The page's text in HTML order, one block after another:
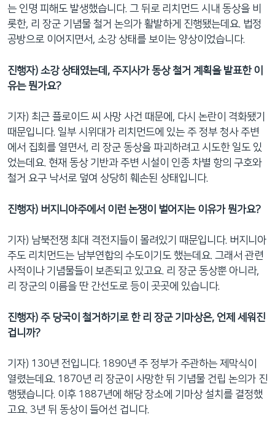
는 인명 피해도 발생했습니다. 그 뒤로 리치먼드 시내 동상을 비
롯한, 리 장군 기념물 철거 논의가 활발하게 진행됐는데요. 법정
공방으로 이어지면서, 소강 상태를 보이는 양상이었습니다.
진행자) 소강 상태였는데, 주지사가 동상 철거 계획을 발표한 이
유는 뭔가요?
기자) 최근 플로이드 씨 사망 사건 때문에, 다시 논란이 격화됐기
때문입니다. 일부 시위대가 리치먼드에 있는 주 정부 청사 주변
에서 집회를 열면서, 리 장군 동상을 파괴하려고 시도한 일도 있
었는데요. 현재 동상 기반과 주변 시설이 인종 차별 항의 구호와
철거 요구 낙서로 덮여 상당히 훼손된 상태입니다.
진행자) 버지니아주에서 이런 논쟁이 벌어지는 이유가 뭔가요?
기자) 남북전쟁 최대 격전지들이 몰려있기 때문입니다. 버지니아
주도 리치먼드는 남부연합의 수도이기도 했는데요. 그래서 관련
사적이나 기념물들이 보존되고 있고요. 리 장군 동상뿐 아니라,
리 장군의 이름을 딴 간선도로 등이 곳곳에 있습니다.
진행자) 주 당국이 철거하기로 한 리 장군 기마상은, 언제 세워진
겁니까?
기자) 130년 전입니다. 1890년 주 정부가 주관하는 제막식이
열렸는데요. 1870년 리 장군이 사망한 뒤 기념물 건립 논의가 진
행됐습니다. 이후 1887년에 해당 장소에 기마상 설치를 결정했
고요. 3년 뒤 동상이 들어선 겁니다.